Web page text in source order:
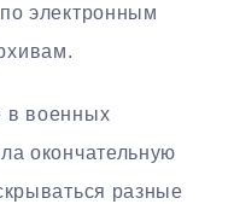
электронным
в военных
окончательную
разные